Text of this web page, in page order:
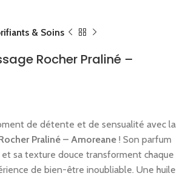
& Soins
Rocher Praliné –
de détente et de sensualité avec la
Praliné – Amoreane ! Son parfum
sa texture douce transforment chaque
de bien-être inoubliable. Une huile